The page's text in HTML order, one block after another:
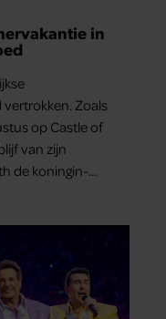
in
Zoals
op Castle of
van zijn
de koningin-